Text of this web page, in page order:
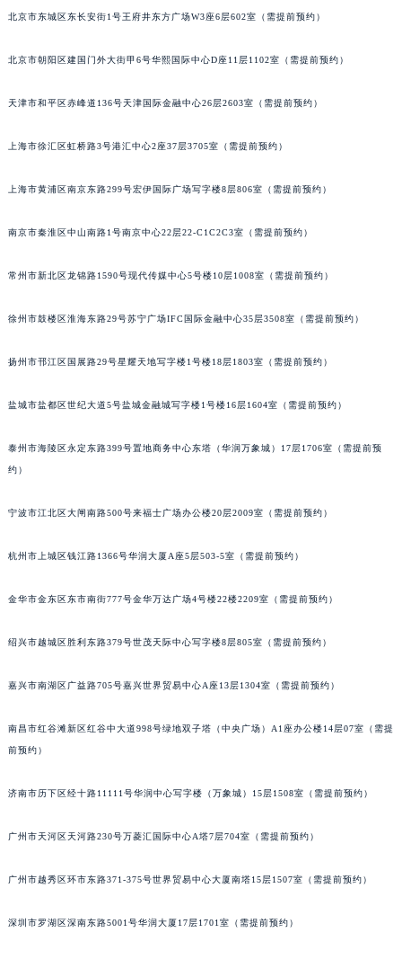
北京市东城区东长安街1号王府井东方广场W3座6层602室（需提前预约）
北京市朝阳区建国门外大街甲6号华熙国际中心D座11层1102室（需提前预约）
天津市和平区赤峰道136号天津国际金融中心26层2603室（需提前预约）
上海市徐汇区虹桥路3号港汇中心2座37层3705室（需提前预约）
上海市黄浦区南京东路299号宏伊国际广场写字楼8层806室（需提前预约）
南京市秦淮区中山南路1号南京中心22层22-C1C2C3室（需提前预约）
常州市新北区龙锦路1590号现代传媒中心5号楼10层1008室（需提前预约）
徐州市鼓楼区淮海东路29号苏宁广场IFC国际金融中心35层3508室（需提前预约）
扬州市邗江区国展路29号星耀天地写字楼1号楼18层1803室（需提前预约）
盐城市盐都区世纪大道5号盐城金融城写字楼1号楼16层1604室（需提前预约）
泰州市海陵区永定东路399号置地商务中心东塔（华润万象城）17层1706室（需提前预
约）
宁波市江北区大闸南路500号来福士广场办公楼20层2009室（需提前预约）
杭州市上城区钱江路1366号华润大厦A座5层503-5室（需提前预约）
金华市金东区东市南街777号金华万达广场4号楼22楼2209室（需提前预约）
绍兴市越城区胜利东路379号世茂天际中心写字楼8层805室（需提前预约）
嘉兴市南湖区广益路705号嘉兴世界贸易中心A座13层1304室（需提前预约）
南昌市红谷滩新区红谷中大道998号绿地双子塔（中央广场）A1座办公楼14层07室（需提
前预约）
济南市历下区经十路11111号华润中心写字楼（万象城）15层1508室（需提前预约）
广州市天河区天河路230号万菱汇国际中心A塔7层704室（需提前预约）
广州市越秀区环市东路371-375号世界贸易中心大厦南塔15层1507室（需提前预约）
深圳市罗湖区深南东路5001号华润大厦17层1701室（需提前预约）